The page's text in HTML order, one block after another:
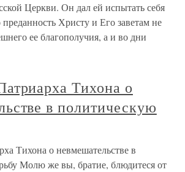
Церкви. Он дал ей испытать себя
Христу и Его заветам не
ее благополучия, а и во дни
Тихона о
в политическую
Тихона о невмешательстве в
Молю же вы, братие, блюдитеся от